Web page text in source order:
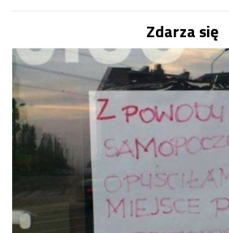
Zdarza się